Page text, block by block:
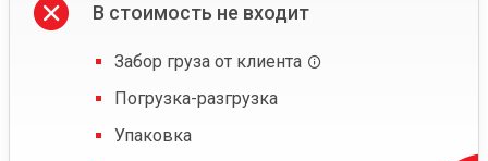
В стоимость не входит
Забор груза от клиента
Погрузка-разгрузка
Упаковка